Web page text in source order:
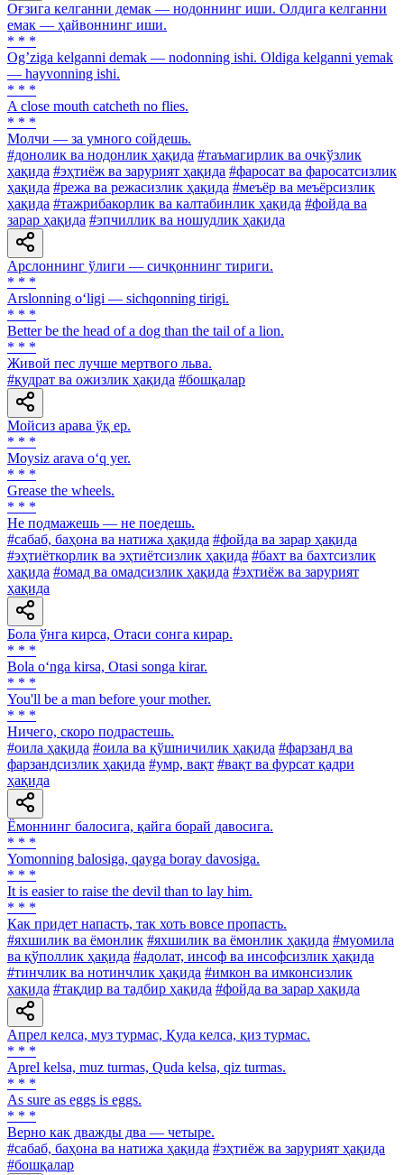
Оғзига келганни демак — нодоннинг иши. Олдига келганни
емак — ҳайвоннинг иши.
* * *
Ogʼziga kelganni demak — nodonning ishi. Oldiga kelganni yemak
— hayvonning ishi.
* * *
A close mouth catcheth no flies.
* * *
Молчи — за умного сойдешь.
#донолик ва нодонлик ҳақида #таъмагирлик ва очкўзлик
ҳақида #эҳтиёж ва зарурият ҳақида #фаросат ва фаросатсизлик
ҳақида #режа ва режасизлик ҳақида #меъёр ва меъёрсизлик
ҳақида #тажрибакорлик ва калтабинлик ҳақида #фойда ва
зарар ҳақида #эпчиллик ва ношудлик ҳақида
Арслоннинг ўлиги — сичқоннинг тириги.
* * *
Arslonning o‘ligi — sichqonning tirigi.
* * *
Better be the head of a dog than the tail of a lion.
* * *
Живой пес лучше мертвого льва.
#қудрат ва ожизлик ҳақида #бошқалар
Мойсиз арава ўқ ер.
* * *
Moysiz arava o‘q yer.
* * *
Grease the wheels.
* * *
He подмажешь — не поедешь.
#сабаб, баҳона ва натижа ҳақида #фойда ва зарар ҳақида
#эҳтиёткорлик ва эҳтиётсизлик ҳақида #бахт ва бахтсизлик
ҳақида #омад ва омадсизлик ҳақида #эҳтиёж ва зарурият
ҳақида
Бола ўнга кирса, Отаси сонга кирар.
* * *
Bola o‘nga kirsa, Otasi songa kirar.
* * *
You'll be a man before your mother.
* * *
Ничего, скоро подрастешь.
#оила ҳақида #оила ва қўшничилик ҳақида #фарзанд ва
фарзандсизлик ҳақида #умр, вақт #вақт ва фурсат қадри
ҳақида
Ёмоннинг балосига, қайга борай давосига.
* * *
Yomonning balosiga, qayga boray davosiga.
* * *
It is easier to raise the devil than to lay him.
* * *
Как придет напасть, так хоть вовсе пропасть.
#яхшилик ва ёмонлик #яхшилик ва ёмонлик ҳақида #муомила
ва қўполлик ҳақида #адолат, инсоф ва инсофсизлик ҳақида
#тинчлик ва нотинчлик ҳақида #имкон ва имконсизлик
ҳақида #тақдир ва тадбир ҳақида #фойда ва зарар ҳақида
Апрел келса, муз турмас, Қуда келса, қиз турмас.
* * *
Aprel kelsa, muz turmas, Quda kelsa, qiz turmas.
* * *
As sure as eggs is eggs.
* * *
Верно как дважды два — четыре.
#сабаб, баҳона ва натижа ҳақида #эҳтиёж ва зарурият ҳақида
#бошқалар